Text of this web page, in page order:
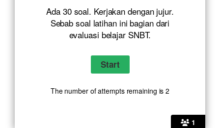
1
Ada 30 soal. Kerjakan dengan jujur.
Sebab soal latihan ini bagian dari
evaluasi belajar SNBT.
The number of attempts remaining is 2